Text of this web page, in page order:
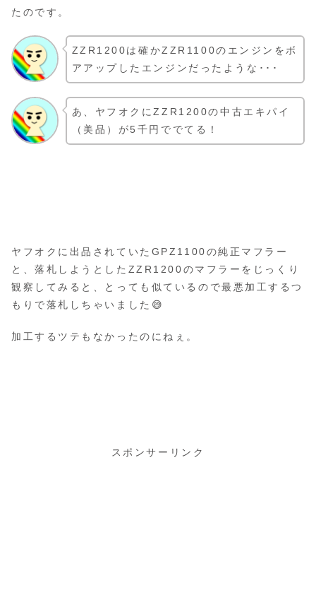
たのです。
ZZR1200は確かZZR1100のエンジンをボ
アアップしたエンジンだったような･･･
あ、ヤフオクにZZR1200の中古エキパイ
（美品）が5千円ででてる！
ヤフオクに出品されていたGPZ1100の純正マフラー
と、落札しようとしたZZR1200のマフラーをじっくり
観察してみると、とっても似ているので最悪加工するつ
もりで落札しちゃいました😅
加工するツテもなかったのにねぇ。
スポンサーリンク